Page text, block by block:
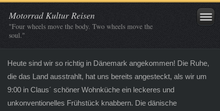
Motorrad Kultur Reisen
"Four wheels move the body. Two wheels move the
soul."
Heute sind wir so richtig in Dänemark angekommen! Die Ruhe,
die das Land ausstrahlt, hat uns bereits angesteckt, als wir um
9:00 in Claus´ schöner Wohnküche ein leckeres und
unkonventionelles Frühstück knabbern. Die dänische